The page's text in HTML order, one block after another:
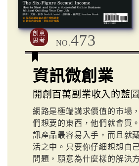
創意
思考
NO.473
資訊微創業
開創百萬副業收入的藍圖
網路是極端講求價值的市場
們想要的東西，他們就會買
訊產品最容易入手，而且就
活之中。只要你仔細想想自
問題，願意為什麼樣的解